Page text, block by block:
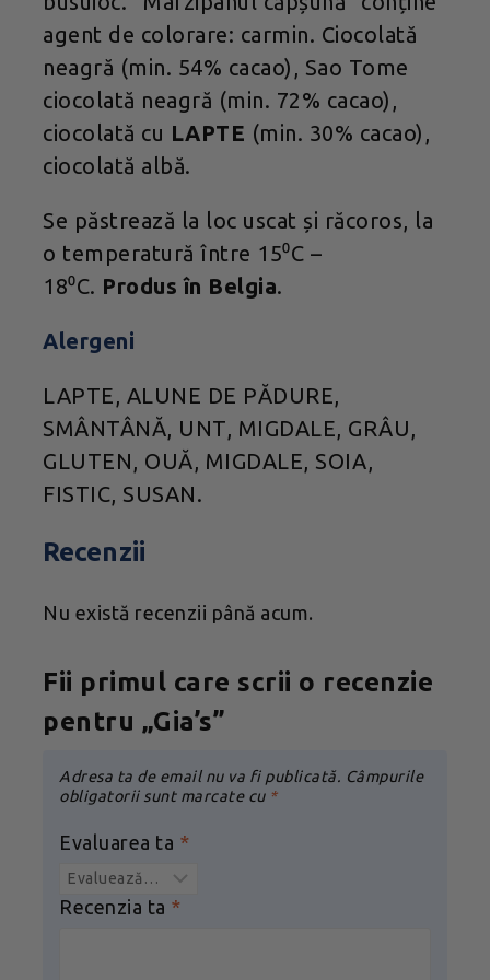
agent de colorare: carmin. Ciocolată
neagră (min. 54% cacao), Sao Tome
ciocolată neagră (min. 72% cacao),
ciocolată cu LAPTE (min. 30% cacao),
ciocolată albă.
Se păstrează la loc uscat și răcoros, la
o temperatură între 15⁰C –
18⁰C. Produs în Belgia.
Alergeni
LAPTE, ALUNE DE PĂDURE,
SMÂNTÂNĂ, UNT, MIGDALE, GRÂU,
GLUTEN, OUĂ, MIGDALE, SOIA,
FISTIC, SUSAN.
Recenzii
Nu există recenzii până acum.
Fii primul care scrii o recenzie
pentru „Gia’s”
Adresa ta de email nu va fi publicată. Câmpurile
obligatorii sunt marcate cu *
Evaluarea ta *
Recenzia ta *